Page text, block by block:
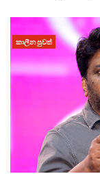
කාලීන පුවත්